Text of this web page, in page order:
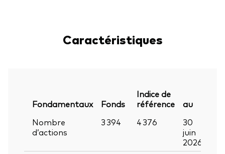
Caractéristiques
Fondamentaux Fonds
Indice de
référence
au
Nombre
d’actions
3 394 4 376
30
juin
2026